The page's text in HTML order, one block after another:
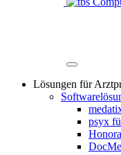
Lösungen für
psyx